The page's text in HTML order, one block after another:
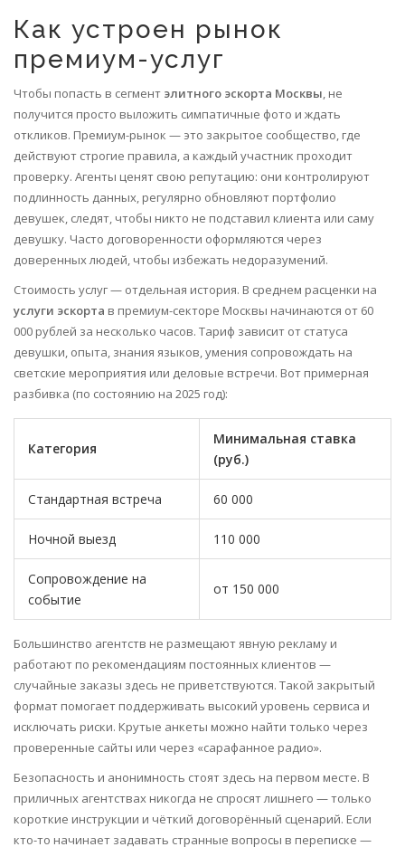
Как устроен рынок
премиум-услуг
Чтобы попасть в сегмент элитного эскорта Москвы, не
получится просто выложить симпатичные фото и ждать
откликов. Премиум-рынок — это закрытое сообщество, где
действуют строгие правила, а каждый участник проходит
проверку. Агенты ценят свою репутацию: они контролируют
подлинность данных, регулярно обновляют портфолио
девушек, следят, чтобы никто не подставил клиента или саму
девушку. Часто договоренности оформляются через
доверенных людей, чтобы избежать недоразумений.
Стоимость услуг — отдельная история. В среднем расценки на
услуги эскорта в премиум-секторе Москвы начинаются от 60
000 рублей за несколько часов. Тариф зависит от статуса
девушки, опыта, знания языков, умения сопровождать на
светские мероприятия или деловые встречи. Вот примерная
разбивка (по состоянию на 2025 год):
Категория
Минимальная ставка
(руб.)
Стандартная встреча 60 000
Ночной выезд 110 000
Сопровождение на
событие
от 150 000
Большинство агентств не размещают явную рекламу и
работают по рекомендациям постоянных клиентов —
случайные заказы здесь не приветствуются. Такой закрытый
формат помогает поддерживать высокий уровень сервиса и
исключать риски. Крутые анкеты можно найти только через
проверенные сайты или через «сарафанное радио».
Безопасность и анонимность стоят здесь на первом месте. В
приличных агентствах никогда не спросят лишнего — только
короткие инструкции и чёткий договорённый сценарий. Если
кто-то начинает задавать странные вопросы в переписке —